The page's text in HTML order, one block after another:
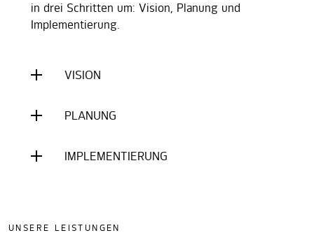
in drei Schritten um: Vision, Planung und
Implementierung.
VISION
PLANUNG
IMPLEMENTIERUNG
UNSERE LEISTUNGEN